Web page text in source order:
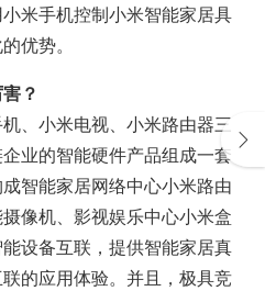
米手机控制小米智能家居具
优势。
？
、小米电视、小米路由器三
业的智能硬件产品组成一套
智能家居网络中心小米路由
像机、影视娱乐中心小米盒
设备互联，提供智能家居真
的应用体验。并且，极具竞